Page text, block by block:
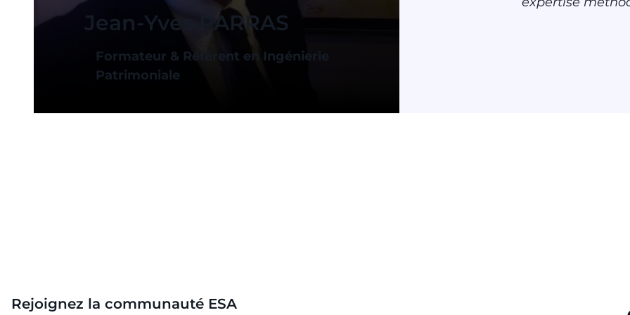
Jean-Yves PARRAS
Formateur & Référent en Ingénierie
Patrimoniale
Rejoignez la communauté ESA